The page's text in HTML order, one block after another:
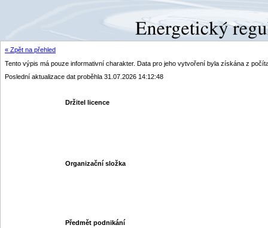
« Zpět na přehled
Tento výpis má pouze informativní charakter. Data pro jeho vytvoření byla získána z
Poslední aktualizace dat proběhla 31.07.2026 14:12:48
Držitel licence
Organizační složka
Předmět podnikání